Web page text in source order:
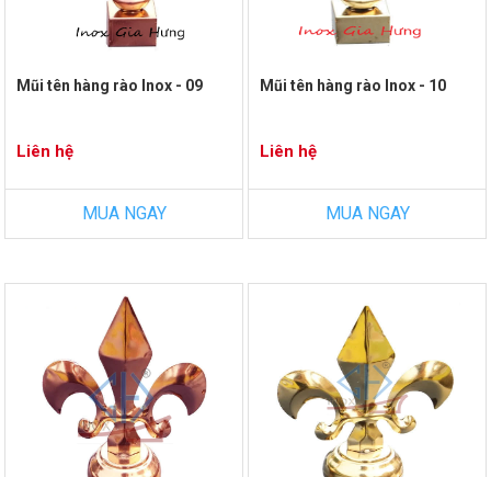
Mũi tên hàng rào Inox - 09
Liên hệ
MUA NGAY
Mũi tên hàng rào Inox - 10
Liên hệ
MUA NGAY